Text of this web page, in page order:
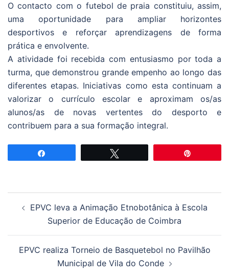
O contacto com o futebol de praia constituiu, assim,
uma oportunidade para ampliar horizontes
desportivos e reforçar aprendizagens de forma
prática e envolvente.
A atividade foi recebida com entusiasmo por toda a
turma, que demonstrou grande empenho ao longo das
diferentes etapas. Iniciativas como esta continuam a
valorizar o currículo escolar e aproximam os/as
alunos/as de novas vertentes do desporto e
contribuem para a sua formação integral.
artigos
EPVC leva a Animação Etnobotânica à Escola
Superior de Educação de Coimbra
EPVC realiza Torneio de Basquetebol no Pavilhão
Municipal de Vila do Conde